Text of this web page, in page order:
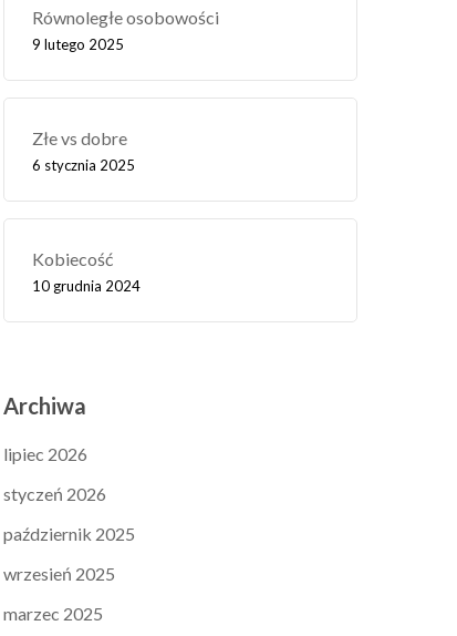
Równoległe osobowości
9 lutego 2025
Złe vs dobre
6 stycznia 2025
Kobiecość
10 grudnia 2024
Archiwa
lipiec 2026
styczeń 2026
październik 2025
wrzesień 2025
marzec 2025